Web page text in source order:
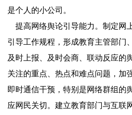
是个人的小公司。
提高网络舆论引导能力。制定网
引导工作规程，形成教育主管部门
及时上报、及时会商、联动反应的
关注的重点、热点和难点问题，加
即时通信干预，特别是网络群组的
应网民关切。建立教育部门与互联